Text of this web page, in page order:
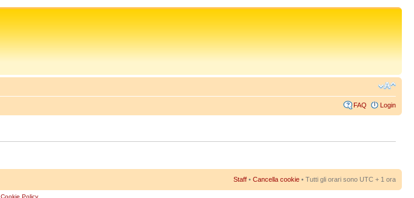
FAQ Login
Staff • Cancella cookie • Tutti gli orari sono UTC + 1 ora
Cookie Policy